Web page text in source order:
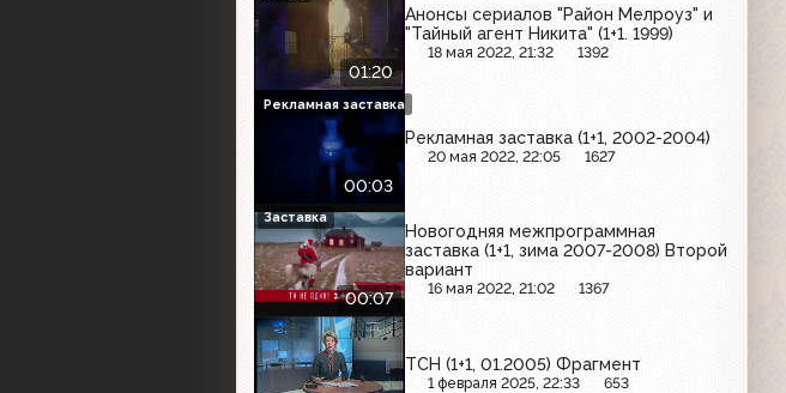
01:20
Анонсы сериалов "Район Мелроуз" и
"Тайный агент Никита" (1+1. 1999)
18 мая 2022, 21:32 1392
00:03
Рекламная заставка (1+1, 2002-2004)
20 мая 2022, 22:05 1627
Рекламная заставка
00:07
Новогодняя межпрограммная
заставка (1+1, зима 2007-2008) Второй
вариант
16 мая 2022, 21:02 1367
Заставка
ТСН (1+1, 01.2005) Фрагмент
1 февраля 2025, 22:33 653